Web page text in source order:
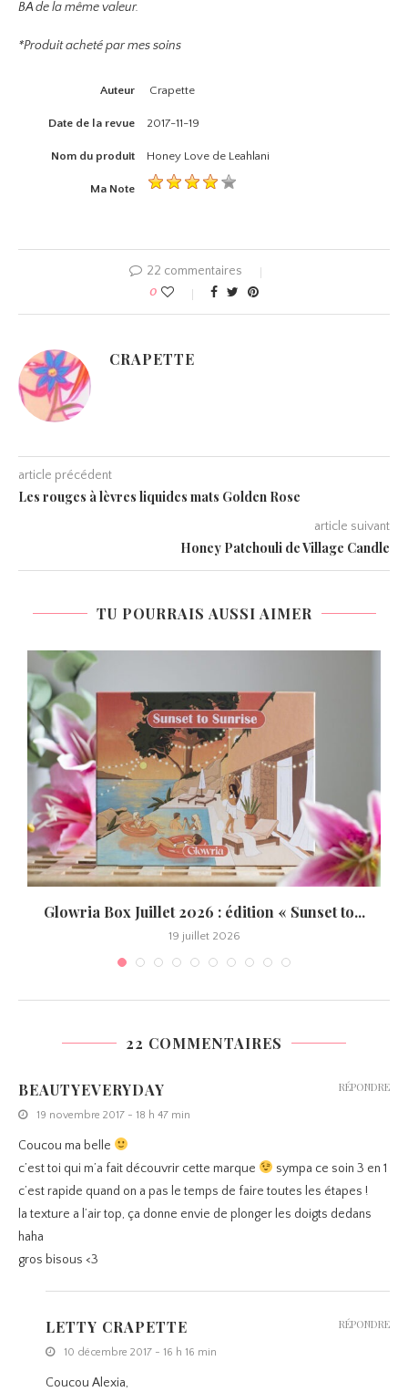
BA de la même valeur.
*Produit acheté par mes soins
Auteur Crapette
Date de la revue 2017-11-19
Nom du produit Honey Love de Leahlani
Ma Note
22 commentaires
0
CRAPETTE
article précédent
Les rouges à lèvres liquides mats Golden Rose
article suivant
Honey Patchouli de Village Candle
TU POURRAIS AUSSI AIMER
Glowria Box Juillet 2026 : édition « Sunset to...
19 juillet 2026
22 COMMENTAIRES
BEAUTYEVERYDAY
19 novembre 2017 - 18 h 47 min
Coucou ma belle
c’est toi qui m’a fait découvrir cette marque
sympa ce soin 3 en 1
c’est rapide quand on a pas le temps de faire toutes les étapes !
la texture a l’air top, ça donne envie de plonger les doigts dedans
haha
gros bisous <3
RÉPONDRE
LETTY CRAPETTE
10 décembre 2017 - 16 h 16 min
Coucou Alexia,
RÉPONDRE